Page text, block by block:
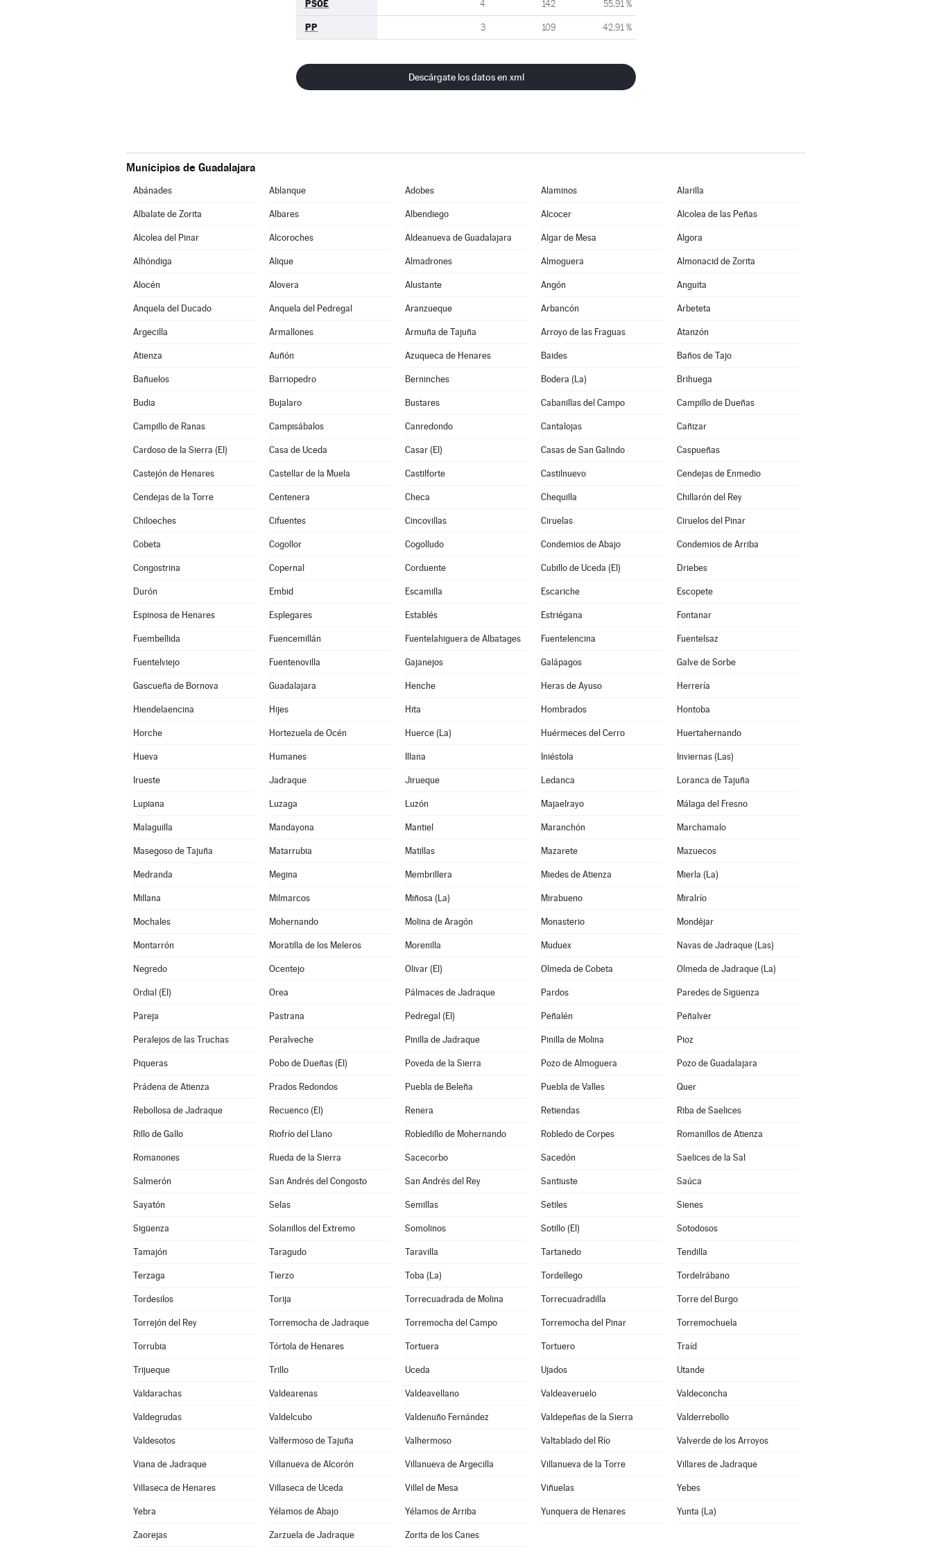
PSOE 4 142 55,91 %
PP 3 109 42,91 %
Descárgate los datos en xml
Municipios de Guadalajara
Abánades Ablanque Adobes Alaminos Alarilla
Albalate de Zorita Albares Albendiego Alcocer Alcolea de las Peñas
Alcolea del Pinar Alcoroches Aldeanueva de Guadalajara Algar de Mesa Algora
Alhóndiga Alique Almadrones Almoguera Almonacid de Zorita
Alocén Alovera Alustante Angón Anguita
Anquela del Ducado Anquela del Pedregal Aranzueque Arbancón Arbeteta
Argecilla Armallones Armuña de Tajuña Arroyo de las Fraguas Atanzón
Atienza Auñón Azuqueca de Henares Baides Baños de Tajo
Bañuelos Barriopedro Berninches Bodera (La) Brihuega
Budia Bujalaro Bustares Cabanillas del Campo Campillo de Dueñas
Campillo de Ranas Campisábalos Canredondo Cantalojas Cañizar
Cardoso de la Sierra (El) Casa de Uceda Casar (El) Casas de San Galindo Caspueñas
Castejón de Henares Castellar de la Muela Castilforte Castilnuevo Cendejas de Enmedio
Cendejas de la Torre Centenera Checa Chequilla Chillarón del Rey
Chiloeches Cifuentes Cincovillas Ciruelas Ciruelos del Pinar
Cobeta Cogollor Cogolludo Condemios de Abajo Condemios de Arriba
Congostrina Copernal Corduente Cubillo de Uceda (El) Driebes
Durón Embid Escamilla Escariche Escopete
Espinosa de Henares Esplegares Establés Estriégana Fontanar
Fuembellida Fuencemillán Fuentelahiguera de Albatages Fuentelencina Fuentelsaz
Fuentelviejo Fuentenovilla Gajanejos Galápagos Galve de Sorbe
Gascueña de Bornova Guadalajara Henche Heras de Ayuso Herrería
Hiendelaencina Hijes Hita Hombrados Hontoba
Horche Hortezuela de Océn Huerce (La) Huérmeces del Cerro Huertahernando
Hueva Humanes Illana Iniéstola Inviernas (Las)
Irueste Jadraque Jirueque Ledanca Loranca de Tajuña
Lupiana Luzaga Luzón Majaelrayo Málaga del Fresno
Malaguilla Mandayona Mantiel Maranchón Marchamalo
Masegoso de Tajuña Matarrubia Matillas Mazarete Mazuecos
Medranda Megina Membrillera Miedes de Atienza Mierla (La)
Millana Milmarcos Miñosa (La) Mirabueno Miralrío
Mochales Mohernando Molina de Aragón Monasterio Mondéjar
Montarrón Moratilla de los Meleros Morenilla Muduex Navas de Jadraque (Las)
Negredo Ocentejo Olivar (El) Olmeda de Cobeta Olmeda de Jadraque (La)
Ordial (El) Orea Pálmaces de Jadraque Pardos Paredes de Sigüenza
Pareja Pastrana Pedregal (El) Peñalén Peñalver
Peralejos de las Truchas Peralveche Pinilla de Jadraque Pinilla de Molina Pioz
Piqueras Pobo de Dueñas (El) Poveda de la Sierra Pozo de Almoguera Pozo de Guadalajara
Prádena de Atienza Prados Redondos Puebla de Beleña Puebla de Valles Quer
Rebollosa de Jadraque Recuenco (El) Renera Retiendas Riba de Saelices
Rillo de Gallo Riofrío del Llano Robledillo de Mohernando Robledo de Corpes Romanillos de Atienza
Romanones Rueda de la Sierra Sacecorbo Sacedón Saelices de la Sal
Salmerón San Andrés del Congosto San Andrés del Rey Santiuste Saúca
Sayatón Selas Semillas Setiles Sienes
Sigüenza Solanillos del Extremo Somolinos Sotillo (El) Sotodosos
Tamajón Taragudo Taravilla Tartanedo Tendilla
Terzaga Tierzo Toba (La) Tordellego Tordelrábano
Tordesilos Torija Torrecuadrada de Molina Torrecuadradilla Torre del Burgo
Torrejón del Rey Torremocha de Jadraque Torremocha del Campo Torremocha del Pinar Torremochuela
Torrubia Tórtola de Henares Tortuera Tortuero Traíd
Trijueque Trillo Uceda Ujados Utande
Valdarachas Valdearenas Valdeavellano Valdeaveruelo Valdeconcha
Valdegrudas Valdelcubo Valdenuño Fernández Valdepeñas de la Sierra Valderrebollo
Valdesotos Valfermoso de Tajuña Valhermoso Valtablado del Río Valverde de los Arroyos
Viana de Jadraque Villanueva de Alcorón Villanueva de Argecilla Villanueva de la Torre Villares de Jadraque
Villaseca de Henares Villaseca de Uceda Villel de Mesa Viñuelas Yebes
Yebra Yélamos de Abajo Yélamos de Arriba Yunquera de Henares Yunta (La)
Zaorejas Zarzuela de Jadraque Zorita de los Canes